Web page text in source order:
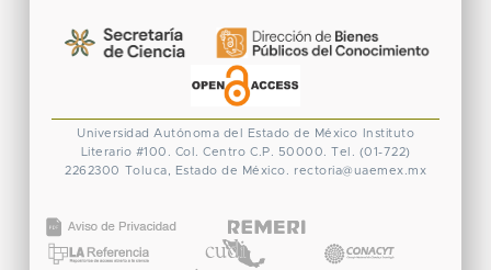
Universidad Autónoma del Estado de México
Instituto
Literario #100. Col. Centro C.P. 50000. Tel. (01-722)
2262300 Toluca, Estado de México. rectoria@uaemex.mx